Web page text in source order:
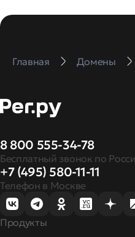
Главная Домены
8 800 555-34-78
Бесплатный звонок по
+7 (495) 580-11-11
Телефон в Москве
Продукты